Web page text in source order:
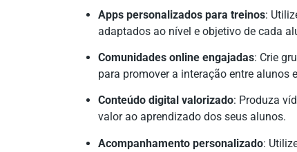
Apps personalizados para treinos:
adaptados ao nível e objetivo de cada
Comunidades online engajadas: Crie
para promover a interação entre alunos
Conteúdo digital valorizado: Produza
valor ao aprendizado dos seus alunos.
Acompanhamento personalizado: